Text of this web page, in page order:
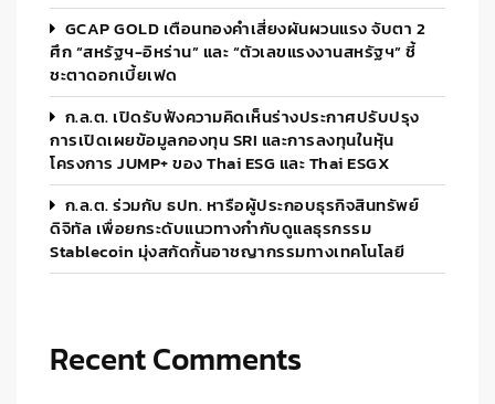
GCAP GOLD เตือนทองคำเสี่ยงผันผวนแรง จับตา 2
ศึก “สหรัฐฯ-อิหร่าน” และ “ตัวเลขแรงงานสหรัฐฯ” ชี้
ชะตาดอกเบี้ยเฟด
ก.ล.ต. เปิดรับฟังความคิดเห็นร่างประกาศปรับปรุง
การเปิดเผยข้อมูลกองทุน SRI และการลงทุนในหุ้น
โครงการ JUMP+ ของ Thai ESG และ Thai ESGX
ก.ล.ต. ร่วมกับ ธปท. หารือผู้ประกอบธุรกิจสินทรัพย์
ดิจิทัล เพื่อยกระดับแนวทางกำกับดูแลธุรกรรม
Stablecoin มุ่งสกัดกั้นอาชญากรรมทางเทคโนโลยี
Recent Comments